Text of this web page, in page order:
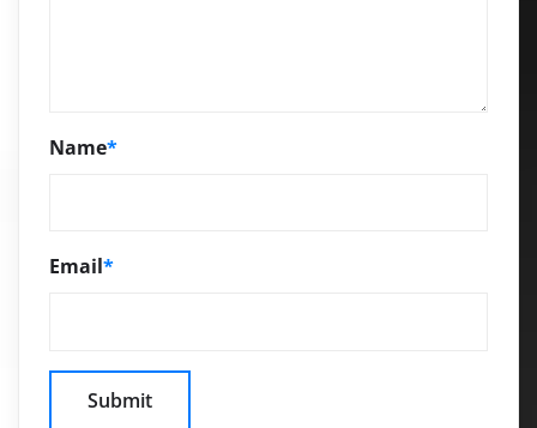
Name*
Email*